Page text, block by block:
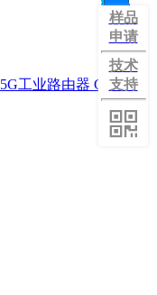
5G工业路由器 G809旗
样品
申请
技术
支持